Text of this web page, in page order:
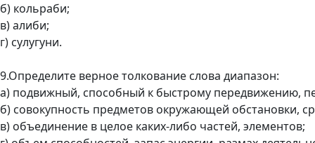
б) кольраби;
в) алиби;
г) сулугуни.
9.Определите верное толкование слова диапазон:
а) подвижный, способный к быстрому передвижению,
б) совокупность предметов окружающей обстановки,
в) объединение в целое каких-либо частей, элементов;